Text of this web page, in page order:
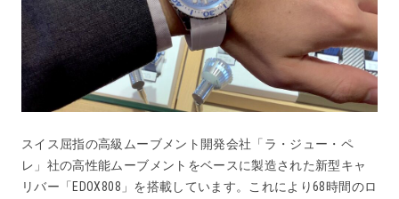
スイス屈指の高級ムーブメント開発会社「ラ・ジュー・ペ
レ」社の高性能ムーブメントをベースに製造された新型キャ
リバー「EDOX808」を搭載しています。これにより68時間のロ